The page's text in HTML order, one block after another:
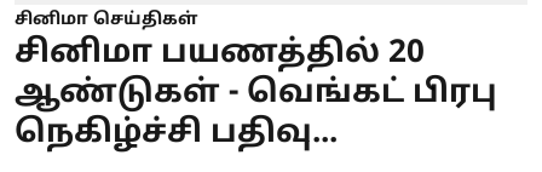
சினிமா செய்திகள்
சினிமா பயணத்தில் 20
ஆண்டுகள் - வெங்கட் பிரபு
நெகிழ்ச்சி பதிவு...